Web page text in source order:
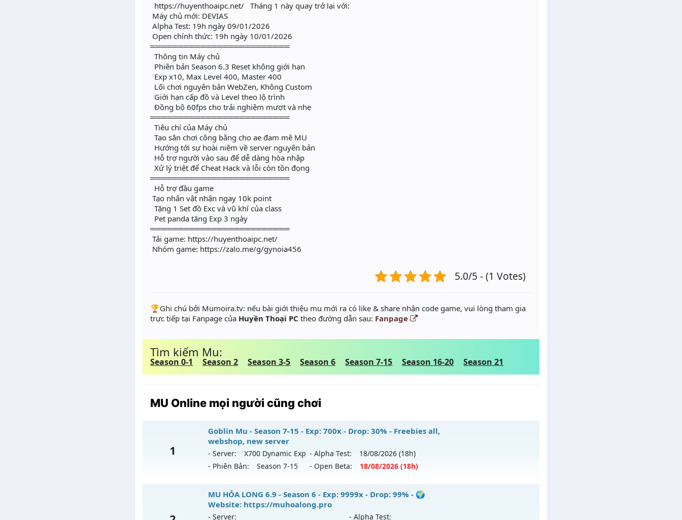
https://huyenthoaipc.net/ Tháng 1 này quay trở lại với:
Máy chủ mới: DEVIAS
Alpha Test: 19h ngày 09/01/2026
Open chính thức: 19h ngày 10/01/2026
═════════════════════════
Thông tin Máy chủ
Phiên bản Season 6.3 Reset không giới hạn
Exp x10, Max Level 400, Master 400
Lối chơi nguyên bản WebZen, Không Custom
Giới hạn cấp đồ và Level theo lộ trình
Đồng bộ 60fps cho trải nghiệm mượt và nhẹ
═════════════════════════
Tiêu chí của Máy chủ
Tạo sân chơi công bằng cho ae đam mê MU
Hướng tới sự hoài niệm về server nguyên bản
Hỗ trợ người vào sau để dễ dàng hòa nhập
Xử lý triệt để Cheat Hack và lỗi còn tồn đọng
═════════════════════════
Hỗ trợ đầu game
Tạo nhân vật nhận ngay 10k point
Tặng 1 Set đồ Exc và vũ khí của class
Pet panda tăng Exp 3 ngày
═════════════════════════
Tải game: https://huyenthoaipc.net/
Nhóm game: https://zalo.me/g/gynoia456
5.0/5 - (1 Votes)
️🏆Ghi chú bởi Mumoira.tv: nếu bài giới thiệu mu mới ra có like & share nhận code game, vui lòng tham gia
trực tiếp tại Fanpage của Huyền Thoại PC theo đường dẫn sau: Fanpage
Tìm kiếm Mu:
Season 0-1 Season 2 Season 3-5 Season 6 Season 7-15 Season 16-20 Season 21
MU Online mọi người cũng chơi
1
Goblin Mu - Season 7-15 - Exp: 700x - Drop: 30% - Freebies all,
webshop, new server
- Server: X700 Dynamic Exp - Alpha Test: 18/08/2026 (18h)
- Phiên Bản:
Season 7-15 - Open Beta: 18/08/2026 (18h)
Goblin Mu - Freebies all, webshop, new server
Mu mới ra tháng 08 2026 - Mở máy chủ
X700 Dynamic Exp
MU HỎA LONG 6.9 - Season 6 - Exp: 9999x - Drop: 99% - 🌍
Website: https://muhoalong.pro
- Server:
- Alpha Test: